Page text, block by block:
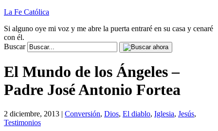
La Fe Católica
Si alguno oye mi voz y me abre la puerta entraré en su casa y cenaré
con él.
Buscar
El Mundo de los Ángeles –
Padre José Antonio Fortea
2 diciembre, 2013 | Conversión, Dios, El diablo, Iglesia, Jesús,
Testimonios